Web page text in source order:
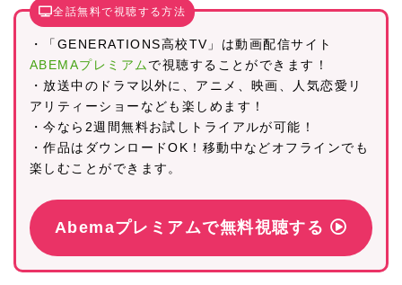
全話無料で視聴する方法
・「GENERATIONS高校TV」は動画配信サイト
ABEMAプレミアムで視聴することができます！
・放送中のドラマ以外に、アニメ、映画、人気恋愛リ
アリティーショーなども楽しめます！
・今なら2週間無料お試しトライアルが可能！
・作品はダウンロードOK！移動中などオフラインでも
楽しむことができます。
Abemaプレミアムで無料視聴する